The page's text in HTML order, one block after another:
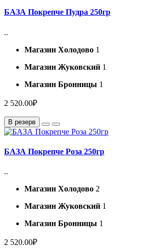
БАЗА Покрепче Пудра 250гр
..
Магазин Холодово 1
Магазин Жуковский 1
Магазин Бронницы 1
2 520.00₽
В резерв
БАЗА Покрепче Роза 250гр
..
Магазин Холодово 2
Магазин Жуковский 1
Магазин Бронницы 1
2 520.00₽